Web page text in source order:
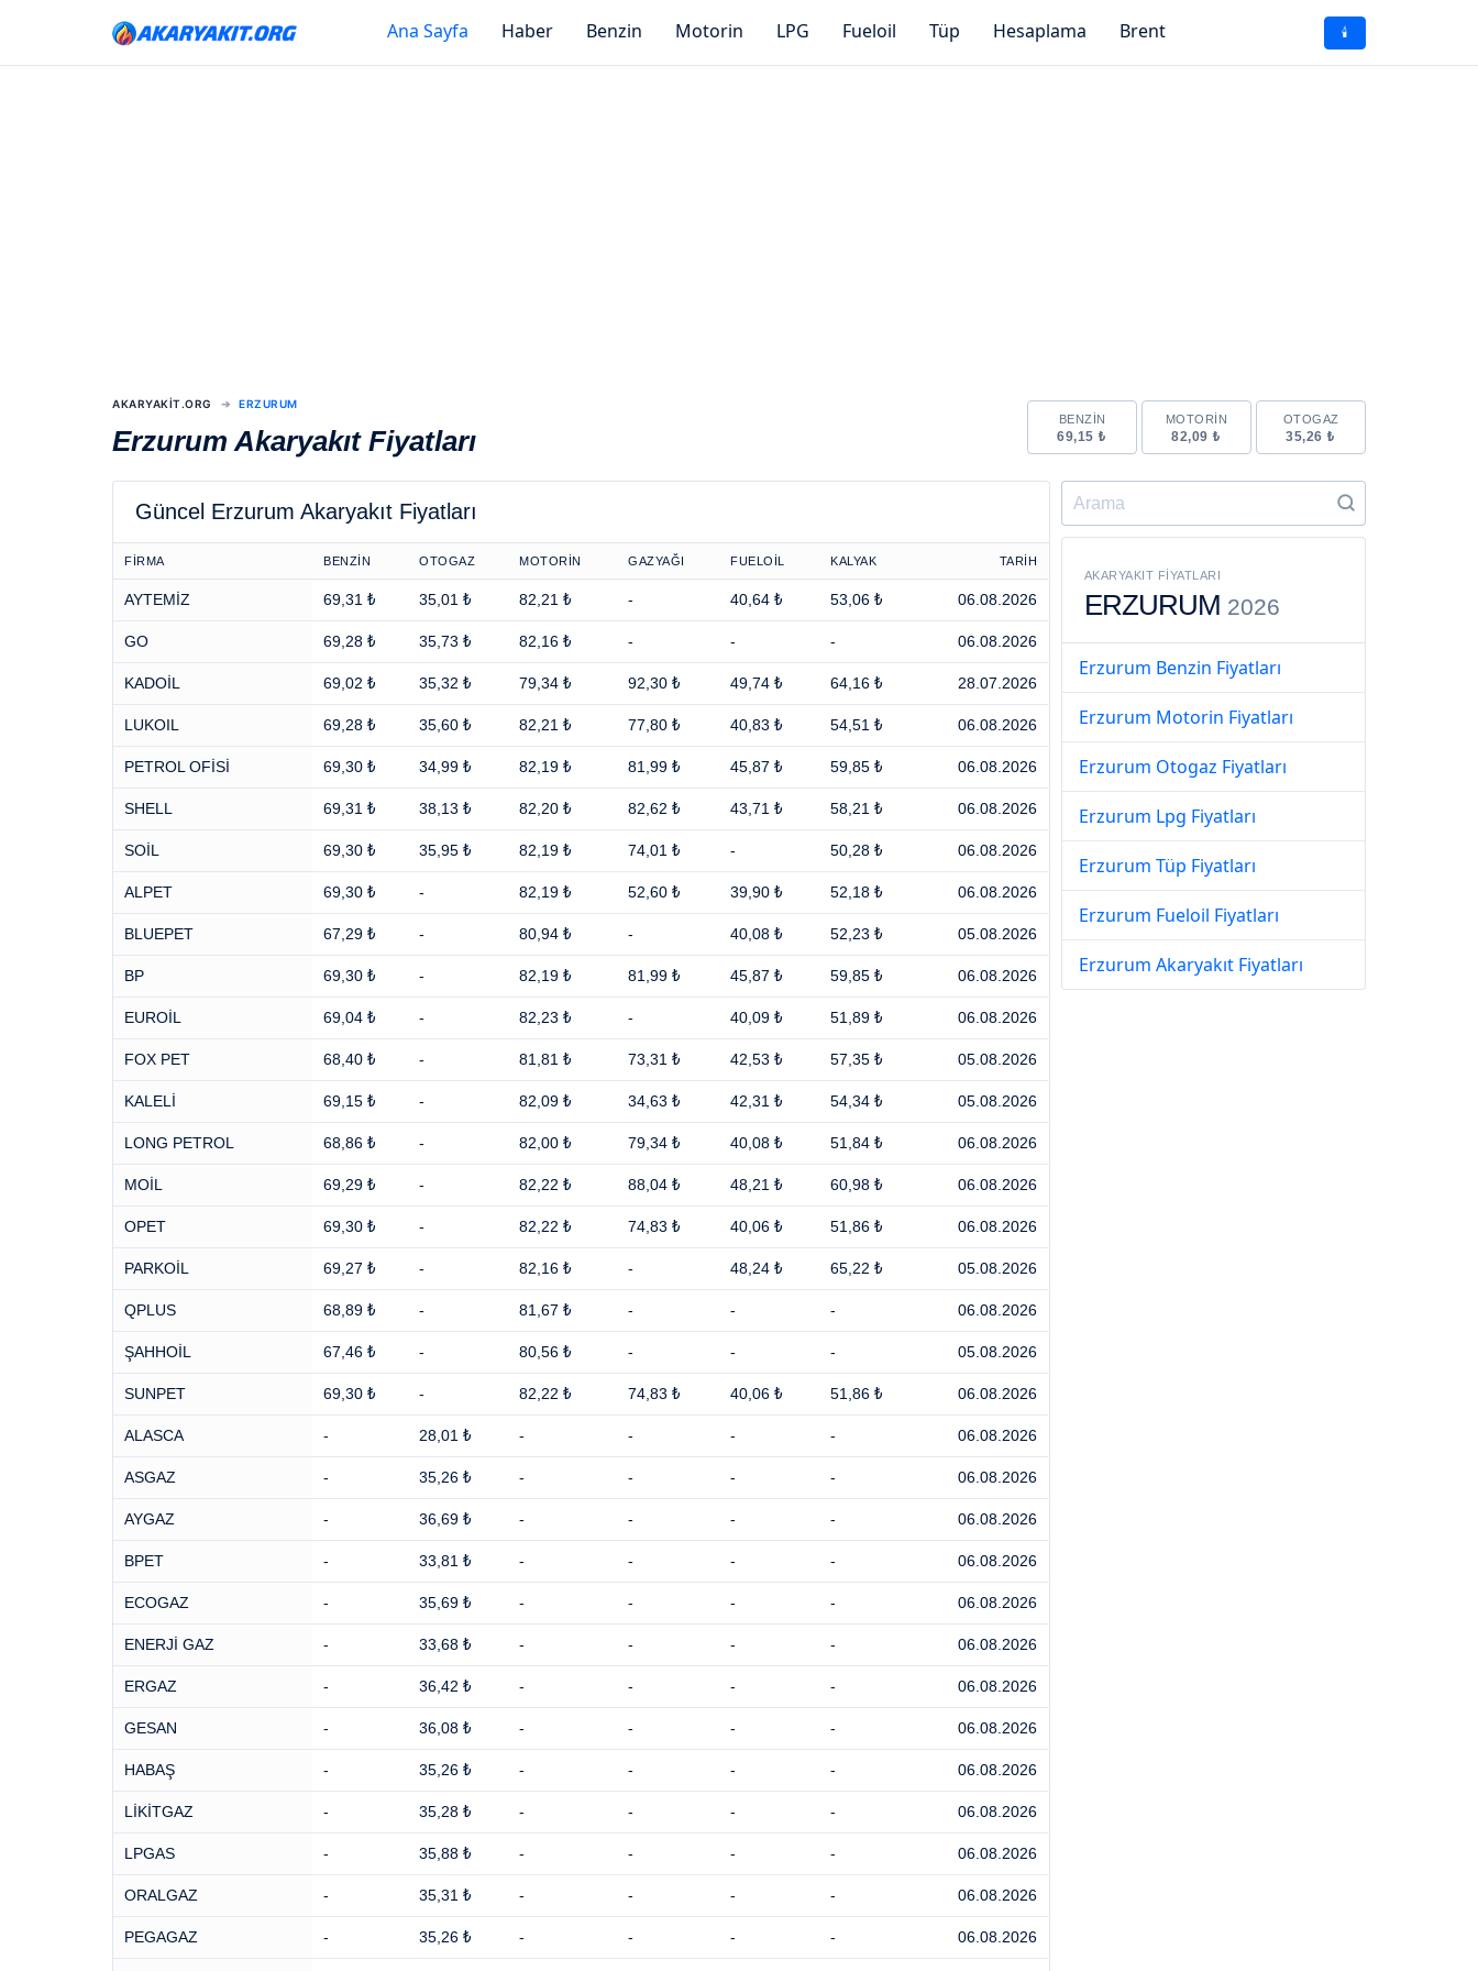
Ana Sayfa Haber Benzin Motorin LPG Fueloil Tüp Hesaplama Brent 🕯️
AKARYAKIT.ORG ERZURUM
Erzurum Akaryakıt Fiyatları
BENZIN
69,15 ₺
MOTORIN
82,09 ₺
OTOGAZ
35,26 ₺
Güncel Erzurum Akaryakıt Fiyatları
FİRMA BENZİN OTOGAZ MOTORİN GAZYAĞI FUELOİL KALYAK TARİH
AYTEMİZ 69,31 ₺ 35,01 ₺ 82,21 ₺ - 40,64 ₺ 53,06 ₺ 06.08.2026
GO 69,28 ₺ 35,73 ₺ 82,16 ₺ - - - 06.08.2026
KADOİL 69,02 ₺ 35,32 ₺ 79,34 ₺ 92,30 ₺ 49,74 ₺ 64,16 ₺ 28.07.2026
LUKOIL 69,28 ₺ 35,60 ₺ 82,21 ₺ 77,80 ₺ 40,83 ₺ 54,51 ₺ 06.08.2026
PETROL OFİSİ 69,30 ₺ 34,99 ₺ 82,19 ₺ 81,99 ₺ 45,87 ₺ 59,85 ₺ 06.08.2026
SHELL 69,31 ₺ 38,13 ₺ 82,20 ₺ 82,62 ₺ 43,71 ₺ 58,21 ₺ 06.08.2026
SOİL 69,30 ₺ 35,95 ₺ 82,19 ₺ 74,01 ₺ - 50,28 ₺ 06.08.2026
ALPET 69,30 ₺ - 82,19 ₺ 52,60 ₺ 39,90 ₺ 52,18 ₺ 06.08.2026
BLUEPET 67,29 ₺ - 80,94 ₺ - 40,08 ₺ 52,23 ₺ 05.08.2026
BP 69,30 ₺ - 82,19 ₺ 81,99 ₺ 45,87 ₺ 59,85 ₺ 06.08.2026
EUROİL 69,04 ₺ - 82,23 ₺ - 40,09 ₺ 51,89 ₺ 06.08.2026
FOX PET 68,40 ₺ - 81,81 ₺ 73,31 ₺ 42,53 ₺ 57,35 ₺ 05.08.2026
KALELİ 69,15 ₺ - 82,09 ₺ 34,63 ₺ 42,31 ₺ 54,34 ₺ 05.08.2026
LONG PETROL 68,86 ₺ - 82,00 ₺ 79,34 ₺ 40,08 ₺ 51,84 ₺ 06.08.2026
MOİL 69,29 ₺ - 82,22 ₺ 88,04 ₺ 48,21 ₺ 60,98 ₺ 06.08.2026
OPET 69,30 ₺ - 82,22 ₺ 74,83 ₺ 40,06 ₺ 51,86 ₺ 06.08.2026
PARKOİL 69,27 ₺ - 82,16 ₺ - 48,24 ₺ 65,22 ₺ 05.08.2026
QPLUS 68,89 ₺ - 81,67 ₺ - - - 06.08.2026
ŞAHHOİL 67,46 ₺ - 80,56 ₺ - - - 05.08.2026
SUNPET 69,30 ₺ - 82,22 ₺ 74,83 ₺ 40,06 ₺ 51,86 ₺ 06.08.2026
ALASCA - 28,01 ₺ - - - - 06.08.2026
ASGAZ - 35,26 ₺ - - - - 06.08.2026
AYGAZ - 36,69 ₺ - - - - 06.08.2026
BPET - 33,81 ₺ - - - - 06.08.2026
ECOGAZ - 35,69 ₺ - - - - 06.08.2026
ENERJİ GAZ - 33,68 ₺ - - - - 06.08.2026
ERGAZ - 36,42 ₺ - - - - 06.08.2026
GESAN - 36,08 ₺ - - - - 06.08.2026
HABAŞ - 35,26 ₺ - - - - 06.08.2026
LİKİTGAZ - 35,28 ₺ - - - - 06.08.2026
LPGAS - 35,88 ₺ - - - - 06.08.2026
ORALGAZ - 35,31 ₺ - - - - 06.08.2026
PEGAGAZ - 35,26 ₺ - - - - 06.08.2026
AKARYAKIT FIYATLARI
ERZURUM 2026
Erzurum Benzin Fiyatları
Erzurum Motorin Fiyatları
Erzurum Otogaz Fiyatları
Erzurum Lpg Fiyatları
Erzurum Tüp Fiyatları
Erzurum Fueloil Fiyatları
Erzurum Akaryakıt Fiyatları